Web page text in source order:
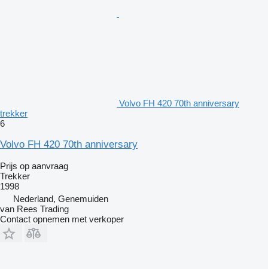
Volvo FH 420 70th anniversary
trekker
6
Volvo FH 420 70th anniversary
Prijs op aanvraag
Trekker
1998
Nederland, Genemuiden
van Rees Trading
Contact opnemen met verkoper